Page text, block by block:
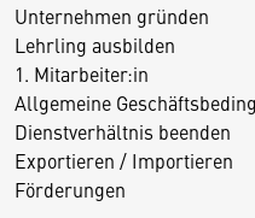
Unternehmen gründen
Lehrling ausbilden
1. Mitarbeiter:in
Allgemeine
Dienstverhältnis beenden
Exportieren / Importieren
Förderungen